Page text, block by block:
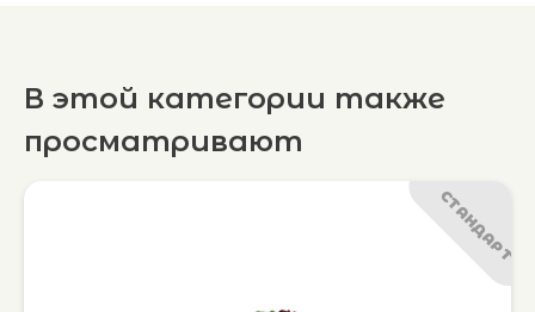
В этой категории также
просматривают
СТАНДАРТ